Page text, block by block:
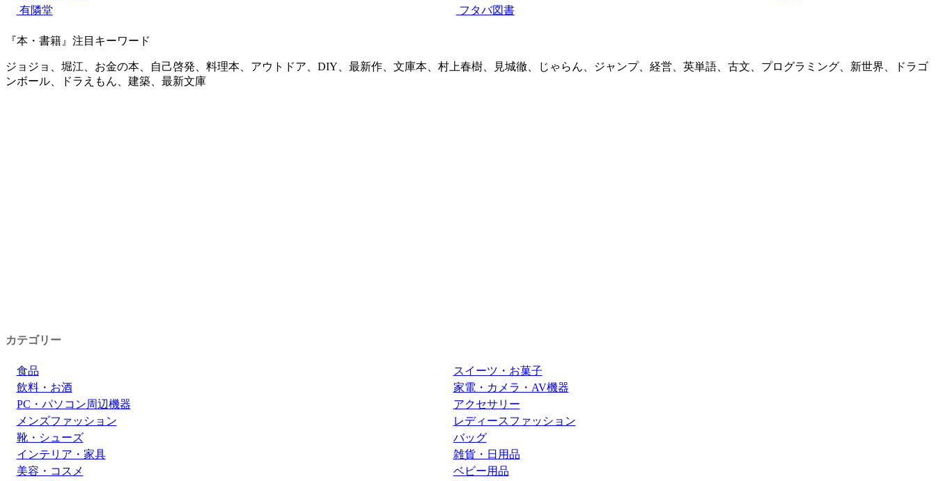
有隣堂
フタバ図書
『本・書籍』注目キーワード
ジョジョ、堀江、お金の本、自己啓発、料理本、アウトドア、DIY、最新作、文庫本、村上春樹、見城徹、じゃらん、ジャンプ、経営、英単語、古文、プログラミング、新世界、ドラゴ
ンボール、ドラえもん、建築、最新文庫
カテゴリー
食品
スイーツ・お菓子
飲料・お酒
家電・カメラ・AV機器
PC・パソコン周辺機器
アクセサリー
メンズファッション
レディースファッション
靴・シューズ
バッグ
インテリア・家具
雑貨・日用品
美容・コスメ
ベビー用品